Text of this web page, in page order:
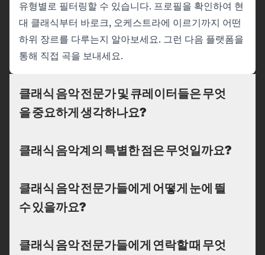
유형별로 필터링할 수 있습니다. 프로필을 확인하여 현
대 클래식부터 바로크, 오케스트라에 이르기까지 어떤
하위 장르를 다루는지 알아보세요. 그런 다음 플랫폼을
통해 직접 곡을 보내세요.
클래식 음악 전문가 및 큐레이터들은 무엇
을 중요하게 생각하나요?
클래식 음악계의 특별한 점은 무엇일까요?
클래식 음악 전문가들에게 어떻게 눈에 띌
수 있을까요?
클래식 음악 전문가들에게 연락할 때 무엇